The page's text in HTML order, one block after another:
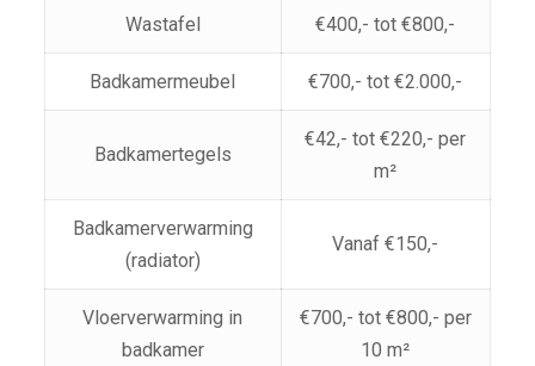
Wastafel €400,- tot €800,-
Badkamermeubel €700,- tot €2.000,-
Badkamertegels
€42,- tot €220,- per
m²
Badkamerverwarming
(radiator)
Vanaf €150,-
Vloerverwarming in
badkamer
€700,- tot €800,- per
10 m²